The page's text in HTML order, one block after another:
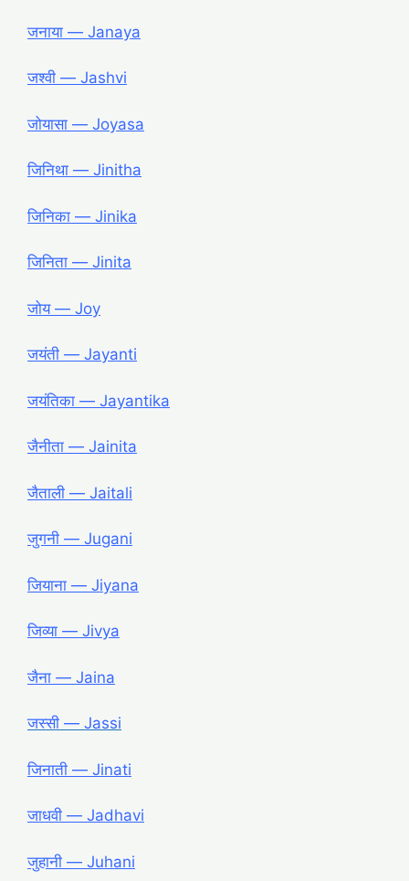
जनाया ― Janaya
जश्वी ― Jashvi
जोयासा ― Joyasa
जिनिथा ― Jinitha
जिनिका ― Jinika
जिनिता ― Jinita
जोय ― Joy
जयंती ― Jayanti
जयंतिका ― Jayantika
जैनीता ― Jainita
जैताली ― Jaitali
जुगनी ― Jugani
जियाना ― Jiyana
जिव्या ― Jivya
जैना ― Jaina
जस्सी ― Jassi
जिनाती ― Jinati
जाधवी ― Jadhavi
जुहानी ― Juhani